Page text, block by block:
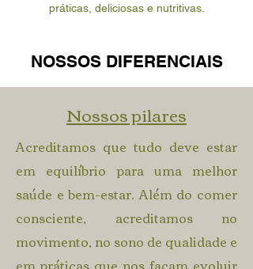
práticas, deliciosas e nutritivas.
NOSSOS DIFERENCIAIS
Nossos pilares
Acreditamos que tudo deve estar
em equilíbrio para uma melhor
saúde e bem-estar. Além do comer
consciente, acreditamos no
movimento, no sono de qualidade e